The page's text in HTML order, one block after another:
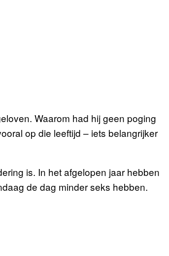
Waarom had hij geen poging
op die leeftijd – iets belangrijker
is. In het afgelopen jaar hebben
de dag minder seks hebben.